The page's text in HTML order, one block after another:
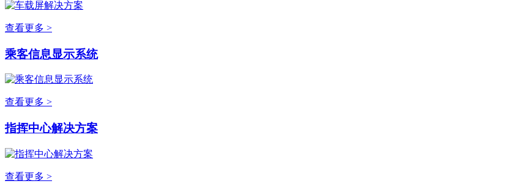
查看更多 >
乘客信息显示系统
查看更多 >
指挥中心解决方案
查看更多 >